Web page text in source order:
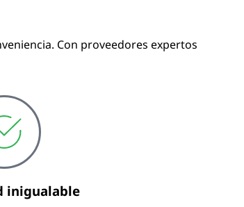
Con proveedores expertos
inigualable